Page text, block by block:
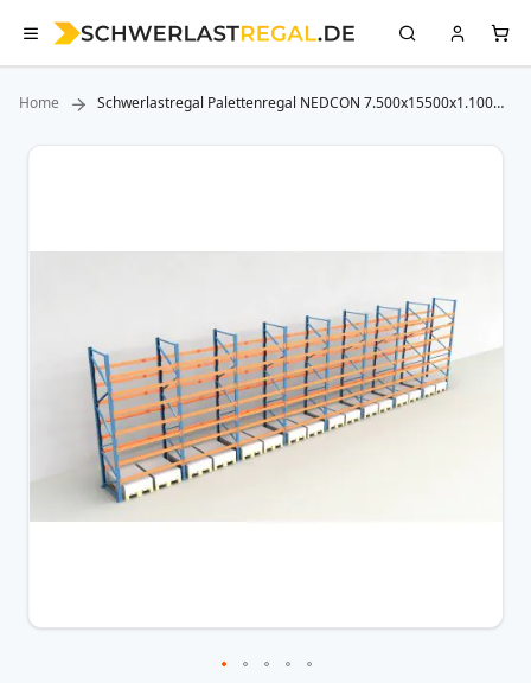
Home
Schwerlastregal Palettenregal NEDCON 7.500x15500x1.100
Zum